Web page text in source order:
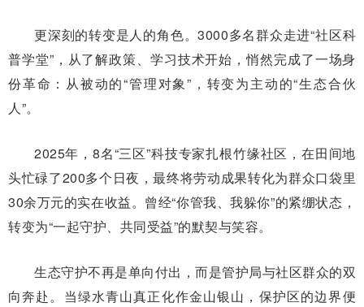
更深刻的转变是人的角色。3000多名群众走进“社区科
普学堂”，从了解政策、学习技术开始，悄然完成了一场身
份革命：从被动的“管理对象”，转变为主动的“生态合伙
人”。
2025年，8名“三区”科技专家扎根竹缘社区，在田间地
头忙碌了200多个日夜，最终将劳动成果转化为群众口袋里
30余万元的实在收益。曾经“你管我、我躲你”的紧绷状态，
转变为“一起守护、共同受益”的默契与笑容。
生态守护不再是单向付出，而是管护局与社区群众的双
向奔赴。当绿水青山真正化作金山银山，保护区的边界便